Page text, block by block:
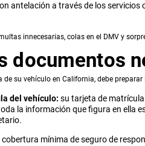
antelación a través de los
innecesarias, colas en el DMV y
documentos
de su vehículo en California, debe
del vehículo: su tarjeta de
la información que figura en ella
cobertura mínima de seguro de